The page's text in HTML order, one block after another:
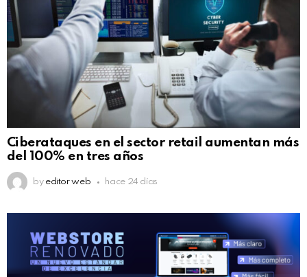
Ciberataques en el sector retail aumentan más
del 100% en tres años
by editor web hace 24 días